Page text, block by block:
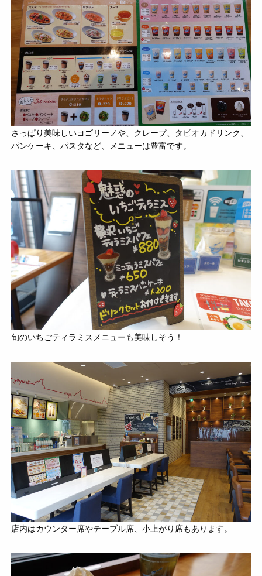
さっぱり美味しいヨゴリーノや、クレープ、タピオカドリンク、
パンケーキ、パスタなど、メニューは豊富です。
旬のいちごティラミスメニューも美味しそう！
店内はカウンター席やテーブル席、小上がり席もあります。